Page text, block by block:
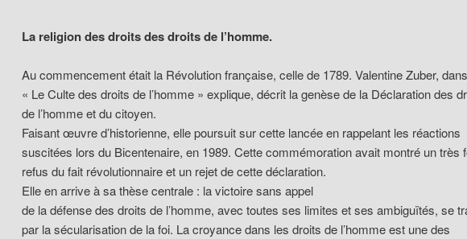
La religion des droits des droits de l’homme.
Au commencement était la Révolution française, celle de 1789. Valentine Zuber, dans
« Le Culte des droits de l’homme » explique, décrit la genèse de la Déclaration des
de l’homme et du citoyen.
Faisant œuvre d’historienne, elle poursuit sur cette lancée en rappelant les réactions
suscitées lors du Bicentenaire, en 1989. Cette commémoration avait montré un très
refus du fait révolutionnaire et un rejet de cette déclaration.
Elle en arrive à sa thèse centrale : la victoire sans appel
de la défense des droits de l’homme, avec toutes ses limites et ses ambiguïtés, se
par la sécularisation de la foi. La croyance dans les droits de l’homme est une des